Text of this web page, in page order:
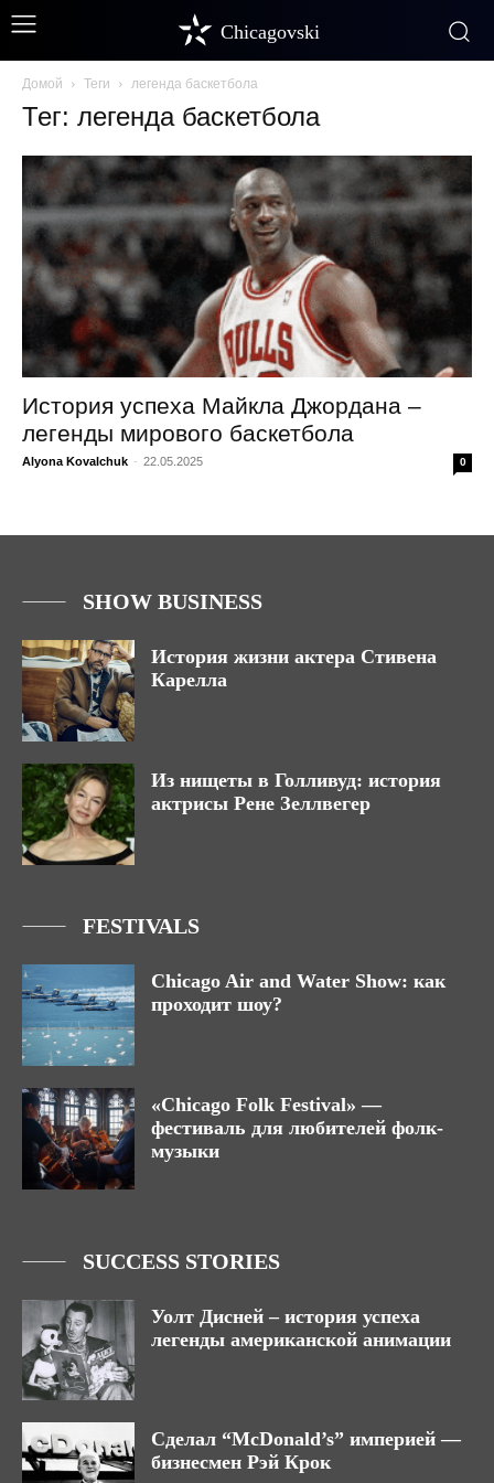
Chicagovski
Домой Теги легенда баскетбола
Тег: легенда баскетбола
История успеха Майкла Джордана –
легенды мирового баскетбола
Alyona Kovalchuk - 22.05.2025 0
SHOW BUSINESS
История жизни актера Стивена
Карелла
Из нищеты в Голливуд: история
актрисы Рене Зеллвегер
FESTIVALS
Chicago Air and Water Show: как
проходит шоу?
«Chicago Folk Festival» —
фестиваль для любителей фолк-
музыки
SUCCESS STORIES
Уолт Дисней – история успеха
легенды американской анимации
Сделал “McDonald’s” империей —
бизнесмен Рэй Крок